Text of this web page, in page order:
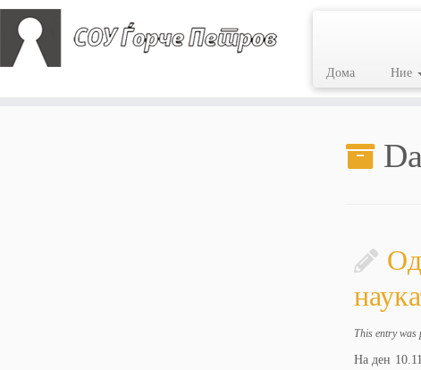
Дома Ние
This entry was
На ден